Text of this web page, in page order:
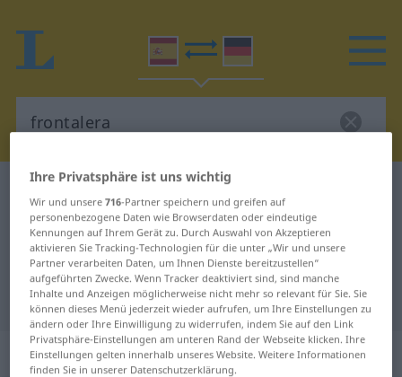
Spanisch-Deutsch Wörterbuch
Spanisch-Deutsch Übersetzung für
"frontalera"
"frontalera" Deutsch Übersetzung
„frontalera“: femenino
Ihre Privatsphäre ist uns wichtig
Wir und unsere716-Partner speichern und greifen auf
personenbezogene Daten wie Browserdaten oder eindeutige
Kennungen auf Ihrem Gerät zu. Durch Auswahl von Akzeptieren
aktivieren Sie Tracking-Technologien für die unter „Wir und unsere
Partner verarbeiten Daten, um Ihnen Dienste bereitzustellen“
aufgeführten Zwecke. Wenn Tracker deaktiviert sind, sind manche
Inhalte und Anzeigen möglicherweise nicht mehr so relevant für Sie. Sie
können dieses Menü jederzeit wieder aufrufen, um Ihre Einstellungen zu
ändern oder Ihre Einwilligung zu widerrufen, indem Sie auf den Link
Privatsphäre-Einstellungen am unteren Rand der Webseite klicken. Ihre
Einstellungen gelten innerhalb unseres Website. Weitere Informationen
finden Sie in unserer Datenschutzerklärung.